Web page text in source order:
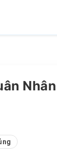
Nhân